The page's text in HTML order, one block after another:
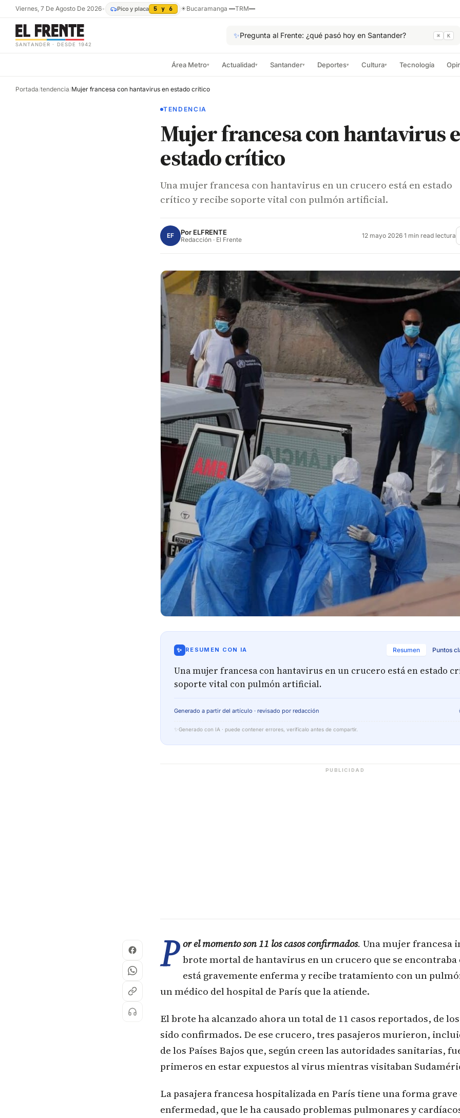
Viernes, 7 De Agosto De 2026• Pico y placa 5 y 6 ☀Bucaramanga —TRM—
SANTANDER · DESDE 1942
✨Pregunta al Frente: ¿qué pasó hoy en Santander? ⌘ K
Área Metro▾ Actualidad▾ Santander▾ Deportes▾ Cultura▾ Tecnología
Portada/tendencia/Mujer francesa con hantavirus en estado crítico
TENDENCIA
Mujer francesa con hantavirus
estado crítico
Una mujer francesa con hantavirus en un crucero está en estado
crítico y recibe soporte vital con pulmón artificial.
EF Por ELFRENTE
Redacción · El Frente 12 mayo 2026·1 min read lectura
✨ RESUMEN CON IA Resumen Puntos
Una mujer francesa con hantavirus en un crucero está en estado
soporte vital con pulmón artificial.
Generado a partir del artículo · revisado por redacción
✨ Generado con IA · puede contener errores, verifícalo antes de compartir.
PUBLICIDAD
P or el momento son 11 los casos confirmados. Una mujer francesa
brote mortal de hantavirus en un crucero que se encontraba
está gravemente enferma y recibe tratamiento con un
un médico del hospital de París que la atiende.
El brote ha alcanzado ahora un total de 11 casos reportados, de
sido confirmados. De ese crucero, tres pasajeros murieron,
de los Países Bajos que, según creen las autoridades sanitarias,
primeros en estar expuestos al virus mientras visitaban
La pasajera francesa hospitalizada en París tiene una forma grave
enfermedad, que le ha causado problemas pulmonares y